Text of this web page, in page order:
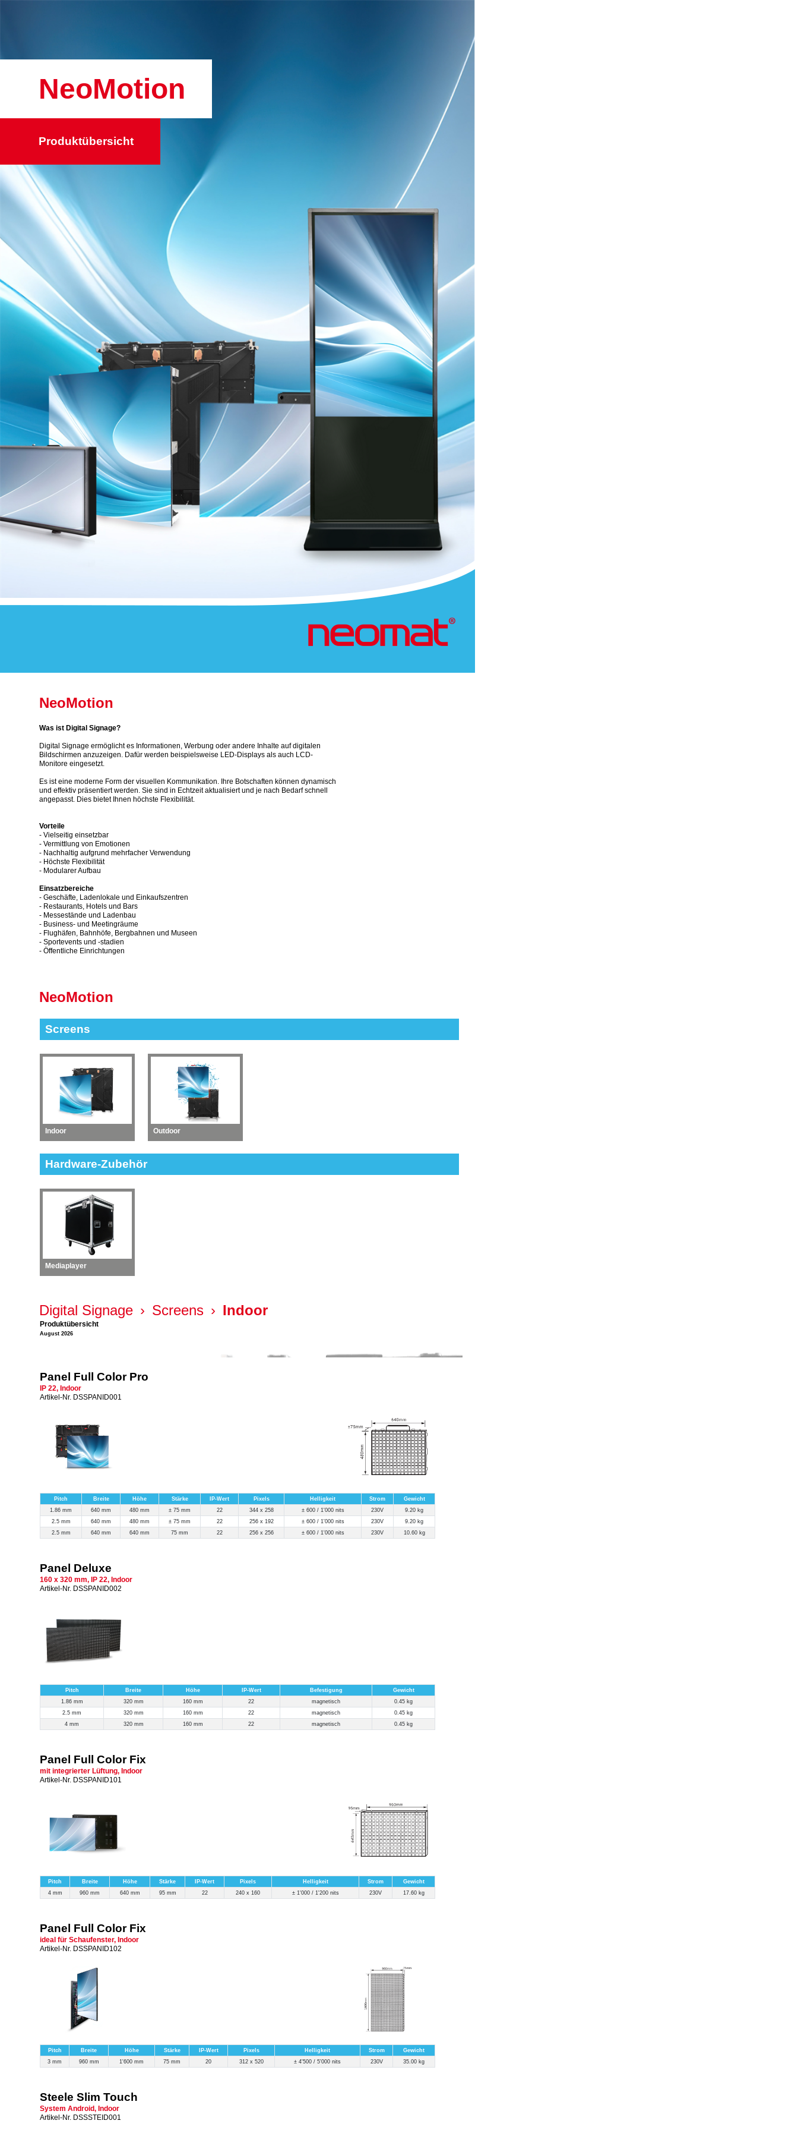
NeoMotion
Produktübersicht
NeoMotion
Was ist Digital Signage?
Digital Signage ermöglicht es Informationen, Werbung oder andere Inhalte auf digitalen
Bildschirmen anzuzeigen. Dafür werden beispielsweise LED-Displays als auch LCD-
Monitore eingesetzt.
Es ist eine moderne Form der visuellen Kommunikation. Ihre Botschaften können dynamisch
und effektiv präsentiert werden. Sie sind in Echtzeit aktualisiert und je nach Bedarf schnell
angepasst. Dies bietet Ihnen höchste Flexibilität.
Vorteile
- Vielseitig einsetzbar
- Vermittlung von Emotionen
- Nachhaltig aufgrund mehrfacher Verwendung
- Höchste Flexibilität
- Modularer Aufbau
Einsatzbereiche
- Geschäfte, Ladenlokale und Einkaufszentren
- Restaurants, Hotels und Bars
- Messestände und Ladenbau
- Business- und Meetingräume
- Flughäfen, Bahnhöfe, Bergbahnen und Museen
- Sportevents und -stadien
- Öffentliche Einrichtungen
NeoMotion
Screens
Indoor Outdoor
Hardware-Zubehör
Mediaplayer
Digital Signage › Screens › Indoor
Produktübersicht
August 2026
Panel Full Color Pro
IP 22, Indoor
Artikel-Nr. DSSPANID001
Pitch Breite Höhe Stärke IP-Wert Pixels Helligkeit Strom
Gewicht
1.86 mm
640 mm 480 mm ± 75 mm 22 344 x 258 ± 600 / 1'000 nits 230V
9.20 kg
2.5 mm
640 mm 480 mm ± 75 mm 22 256 x 192 ± 600 / 1'000 nits 230V
9.20 kg
2.5 mm
640 mm 640 mm 75 mm 22 256 x 256 ± 600 / 1'000 nits 230V 10.60 kg
Panel Deluxe
160 x 320 mm, IP 22, Indoor
Artikel-Nr. DSSPANID002
Pitch Breite Höhe IP-Wert Befestigung
Gewicht
1.86 mm
320 mm 160 mm 22 magnetisch
0.45 kg
2.5 mm
320 mm 160 mm 22 magnetisch
0.45 kg
4 mm
320 mm 160 mm 22 magnetisch 0.45 kg
Panel Full Color Fix
mit integrierter Lüftung, Indoor
Artikel-Nr. DSSPANID101
Pitch Breite Höhe Stärke IP-Wert Pixels Helligkeit Strom
Gewicht
4 mm
960 mm 640 mm 95 mm 22 240 x 160 ± 1'000 / 1'200 nits 230V 17.60 kg
Panel Full Color Fix
ideal für Schaufenster, Indoor
Artikel-Nr. DSSPANID102
Pitch Breite Höhe Stärke IP-Wert Pixels Helligkeit Strom
Gewicht
3 mm
960 mm 1'600 mm 75 mm 20 312 x 520 ± 4'500 / 5'000 nits 230V 35.00 kg
Steele Slim Touch
System Android, Indoor
Artikel-Nr. DSSSTEID001